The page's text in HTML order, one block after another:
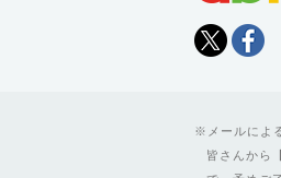
Tweet
メールによ
皆さんから